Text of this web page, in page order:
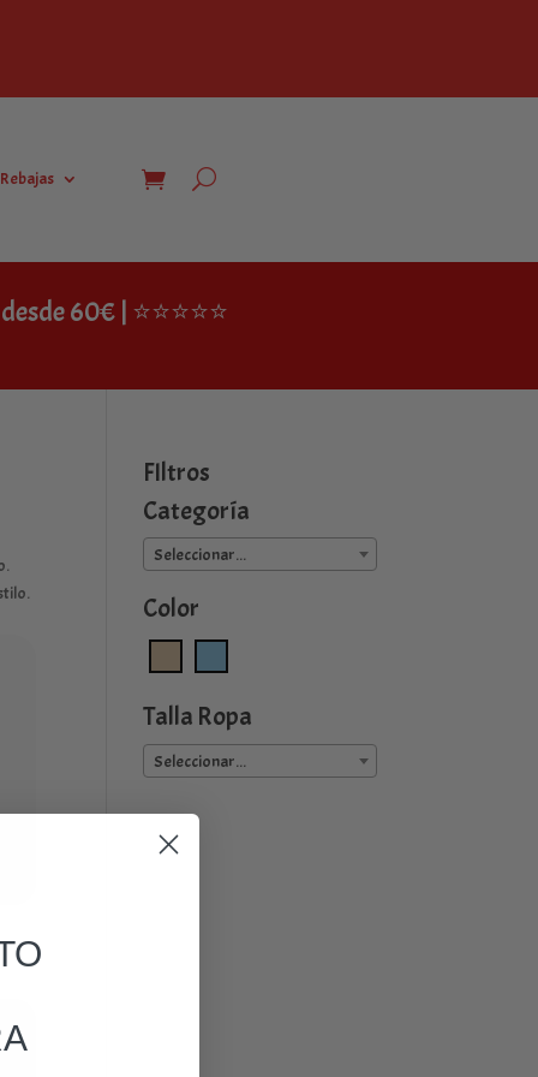
Rebajas
60€ | ⭐⭐⭐⭐⭐
FIltros
Categoría
Seleccionar...
Color
Talla Ropa
Seleccionar...